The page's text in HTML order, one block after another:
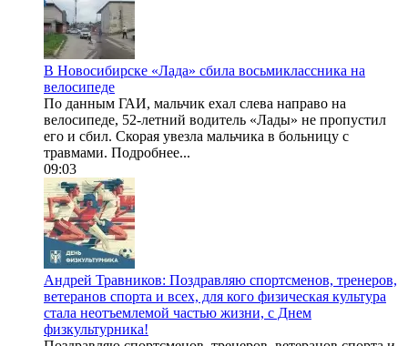
В Новосибирске «Лада» сбила восьмиклассника на
велосипеде
По данным ГАИ, мальчик ехал слева направо на
велосипеде, 52-летний водитель «Лады» не пропустил
его и сбил. Скорая увезла мальчика в больницу с
травмами. Подробнее...
09:03
Андрей Травников: Поздравляю спортсменов, тренеров,
ветеранов спорта и всех, для кого физическая культура
стала неотъемлемой частью жизни, с Днем
физкультурника!